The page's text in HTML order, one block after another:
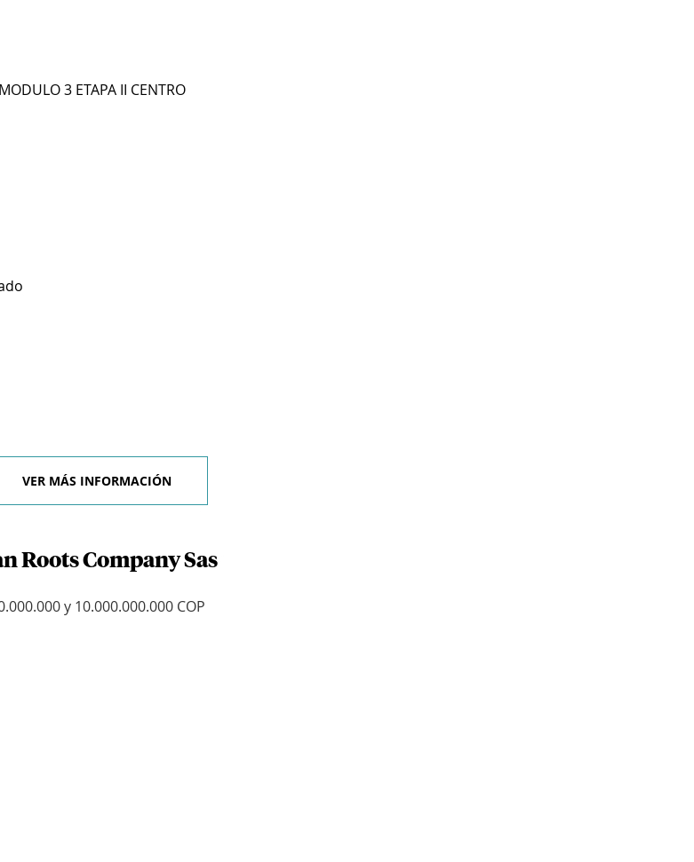
3 ETAPA II CENTRO
VER MÁS INFORMACIÓN
Roots Company Sas
y 10.000.000.000 COP